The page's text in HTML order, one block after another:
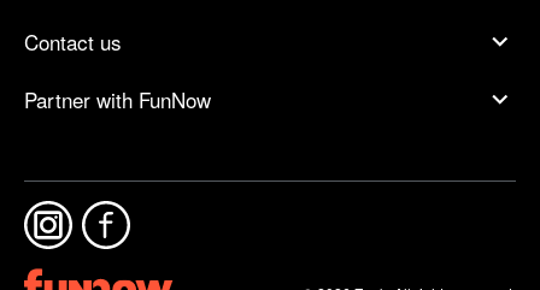
Contact us
Partner with FunNow